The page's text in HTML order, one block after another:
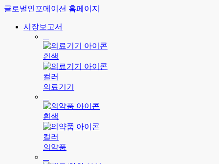
글로벌인포메이션 홈페이지
시장보고서
의료기기
의약품